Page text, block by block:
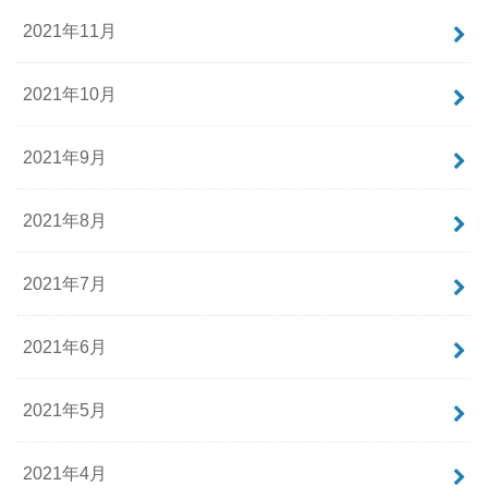
2021年11月
2021年10月
2021年9月
2021年8月
2021年7月
2021年6月
2021年5月
2021年4月